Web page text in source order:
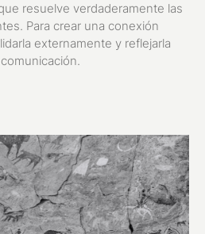
resuelve verdaderamente las
Para crear una conexión
externamente y reflejarla